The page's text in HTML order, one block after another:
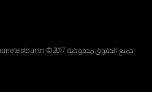
جميع الحقوق محفوظة communetestour.tn © 2017. صممه